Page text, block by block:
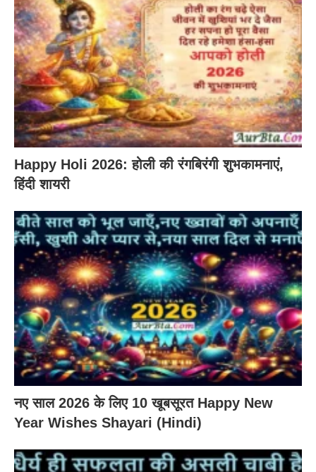
Happy Holi 2026: होली की रंगबिरंगी शुभकामनाएं,
हिंदी शायरी
नए साल 2026 के लिए 10 खूबसूरत Happy New
Year Wishes Shayari (Hindi)